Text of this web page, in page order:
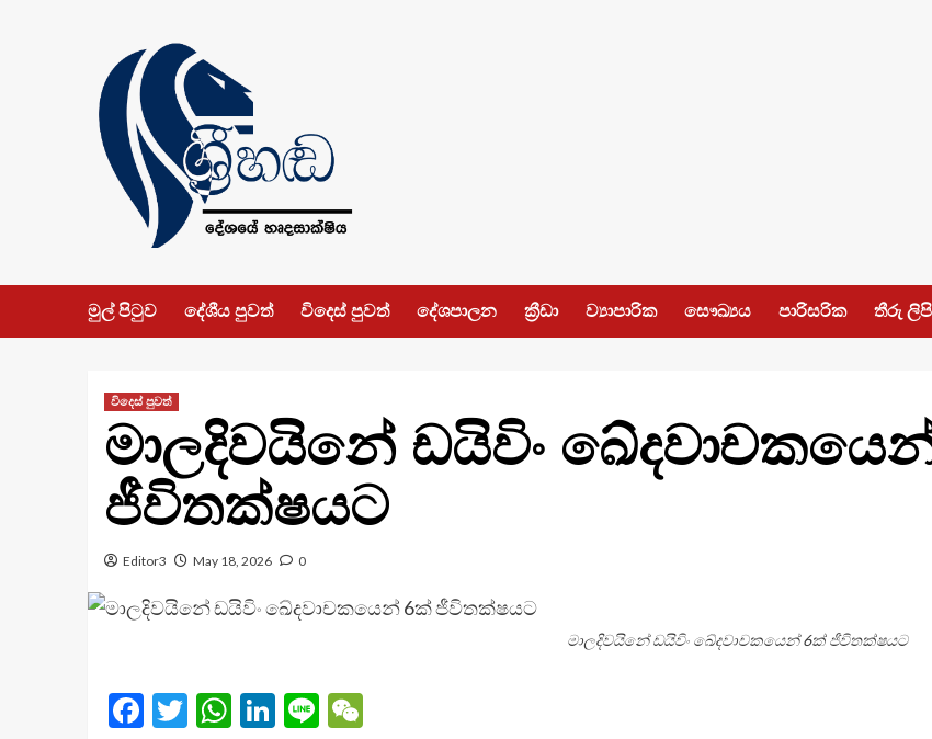
මුල් පිටුව දේශීය පුවත් විදෙස් පුවත් දේශපාලන ක්‍රීඩා ව්‍යාපාරික සෞඛ්‍යය පාරිසරික තීරු
විදෙස් පුවත්
මාලදිවයිනේ ඩයිවිං
ජීවිතක්ෂයට
Editor3 May 18, 2026 0
මාලදිවයිනේ ඩයිවිං ඛේදවාචකයෙන් 6ක් ජීවිතක්ෂයට
Facebook
Twitter
WhatsApp
LinkedIn
LineWeChat